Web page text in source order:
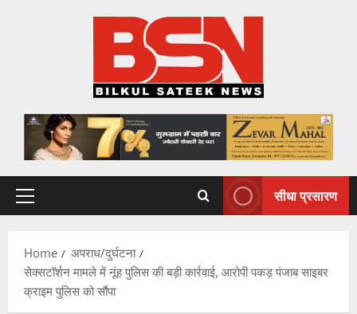
Primary
सीधा प्रसारण
Home
अपराध/दुर्घटना
सेक्सटॉर्शन मामले में नूंह पुलिस की बड़ी कार्रवाई, आरोपी पकड़ पंजाब साइबर
क्राइम पुलिस को सौंपा